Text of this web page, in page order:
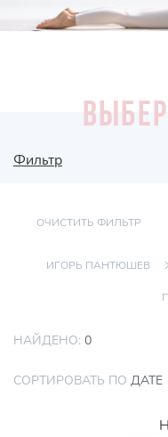
Фильтр
ОЧИСТИТЬ ФИЛЬТР
ИГОРЬ ПАНТЮШЕВ
НАЙДЕНО: 0
СОРТИРОВАТЬ ПО ДАТЕ